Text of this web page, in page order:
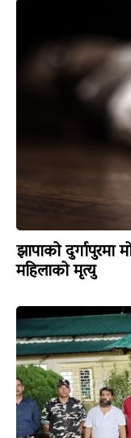
झापाको
महिलाको मृत्यु